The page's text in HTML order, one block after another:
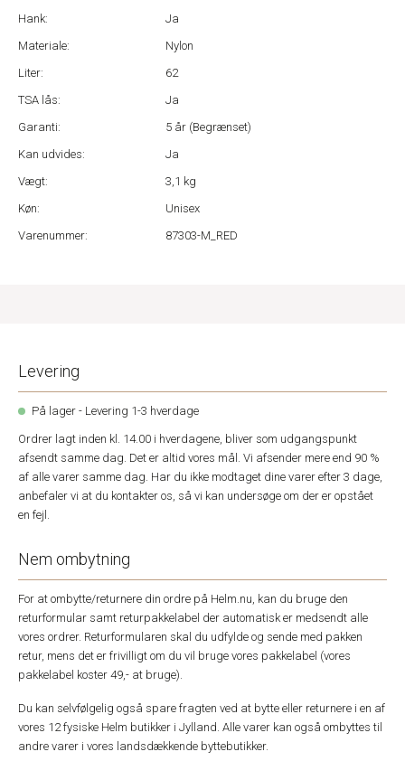
Hank:
Ja
Materiale:
Nylon
Liter:
62
TSA lås:
Ja
Garanti:
5 år (Begrænset)
Kan udvides:
Ja
Vægt:
3,1 kg
Køn:
Unisex
Varenummer:
87303-M_RED
Levering
På lager - Levering 1-3 hverdage
Ordrer lagt inden kl. 14.00 i hverdagene, bliver som udgangspunkt
afsendt samme dag. Det er altid vores mål. Vi afsender mere end 90 %
af alle varer samme dag. Har du ikke modtaget dine varer efter 3 dage,
anbefaler vi at du kontakter os, så vi kan undersøge om der er opstået
en fejl.
Nem ombytning
For at ombytte/returnere din ordre på Helm.nu, kan du bruge den
returformular samt returpakkelabel der automatisk er medsendt alle
vores ordrer. Returformularen skal du udfylde og sende med pakken
retur, mens det er frivilligt om du vil bruge vores pakkelabel (vores
pakkelabel koster 49,- at bruge).
Du kan selvfølgelig også spare fragten ved at bytte eller returnere i en af
vores 12 fysiske Helm butikker i Jylland. Alle varer kan også ombyttes til
andre varer i vores landsdækkende byttebutikker.